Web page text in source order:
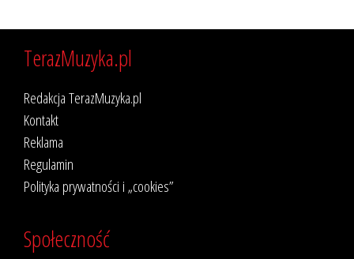
TerazMuzyka.pl
Redakcja TerazMuzyka.pl
Kontakt
Reklama
Regulamin
Polityka prywatności i „cookies”
Społeczność